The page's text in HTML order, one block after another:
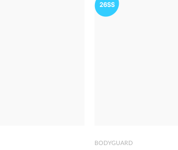
BODYGUARD